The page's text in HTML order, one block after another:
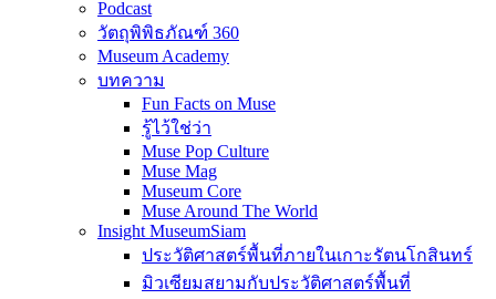
Podcast
วัตถุพิพิธภัณฑ์ 360
Museum Academy
บทความ
Fun Facts on Muse
รู้ไว้ใช่ว่า
Muse Pop Culture
Muse Mag
Museum Core
Muse Around The World
Insight MuseumSiam
ประวัติศาสตร์พื้นที่ภายในเกาะรัตนโกสินทร์
มิวเซียมสยามกับประวัติศาสตร์พื้นที่